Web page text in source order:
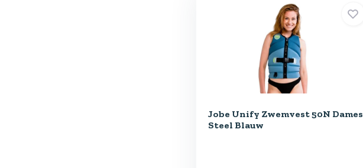
Jobe Unify Zwemvest 50N Dames
Steel Blauw